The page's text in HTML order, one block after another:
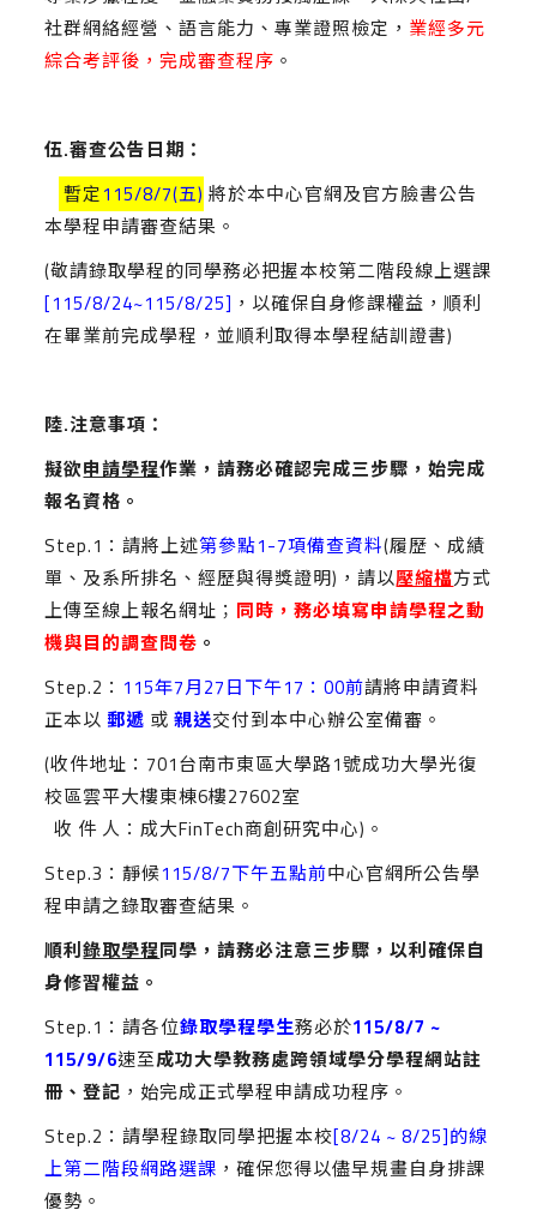
社群網絡經營、語言能力、專業證照檢定， 業經多元
綜合考評後，完成審查程序 。
伍.審查公告日期：
暫定115/8/7(五) 將於本中心官網及官方臉書公告
本學程申請審查結果。
(敬請錄取學程的同學務必把握本校第二階段線上選課
[115/8/24~115/8/25] ，以確保自身修課權益，順利
在畢業前完成學程，並順利取得本學程結訓證書)
陸.注意事項：
擬欲申請學程作業，請務必確認完成三步驟，始完成
報名資格。
Step.1：請將上述第參點1-7項備查資料(履歷、成績
單、及系所排名、經歷與得獎證明)，請以壓縮檔方式
上傳至線上報名網址； 同時，務必填寫申請學程之動
機與目的調查問卷 。
Step.2： 115年7月27日下午17：00前請將申請資料
正本以 郵遞 或親送交付到本中心辦公室備審。
(收件地址：701台南市東區大學路1號成功大學光復
校區雲平大樓東棟6樓27602室
收 件 人：成大FinTech商創研究中心)。
Step.3：靜候115/8/7下午五點前中心官網所公告學
程申請之錄取審查結果。
順利錄取學程同學，請務必注意三步驟，以利確保自
身修習權益。
Step.1：請各位錄取學程學生務必於115/8/7 ~
115/9/6速至成功大學教務處跨領域學分學程網站註
冊、登記 ，始完成正式學程申請成功程序。
Step.2：請學程錄取同學把握本校[8/24 ~ 8/25]的線
上第二階段網路選課 ，確保您得以儘早規畫自身排課
優勢。